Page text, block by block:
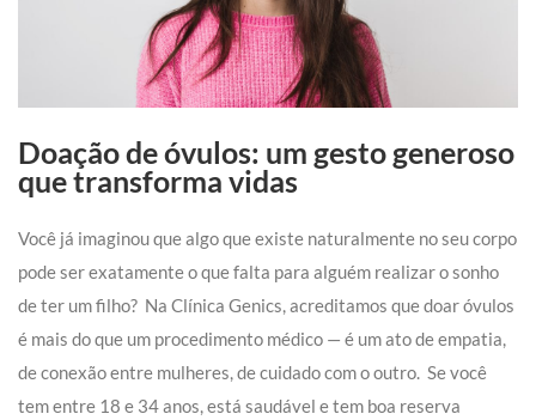
Doação de óvulos: um gesto generoso
que transforma vidas
Você já imaginou que algo que existe naturalmente no seu corpo
pode ser exatamente o que falta para alguém realizar o sonho
de ter um filho? Na Clínica Genics, acreditamos que doar óvulos
é mais do que um procedimento médico — é um ato de empatia,
de conexão entre mulheres, de cuidado com o outro. Se você
tem entre 18 e 34 anos, está saudável e tem boa reserva